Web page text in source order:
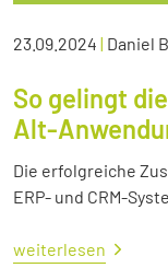
23.09.2024 | Daniel
So gelingt
Alt-
Die erfolgreiche
ERP- und CRM-
weiterlesen